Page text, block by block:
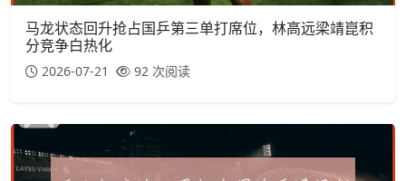
马龙状态回升抢占国乒第三单打席位，林高远梁靖崑积
分竞争白热化
2026-07-21 92 次阅读